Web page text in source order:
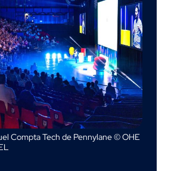
Compta Tech de Pennylane © OHE